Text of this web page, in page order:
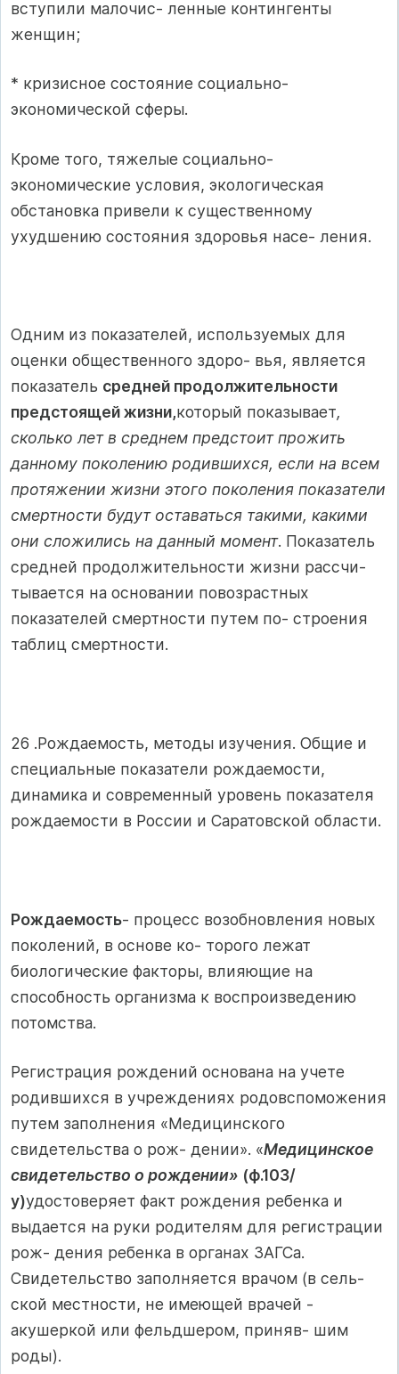
вступили малочис- ленные контингенты
женщин;
* кризисное состояние социально-
экономической сферы.
Кроме того, тяжелые социально-
экономические условия, экологическая
обстановка привели к существенному
ухудшению состояния здоровья насе- ления.
Одним из показателей, используемых для
оценки общественного здоро- вья, является
показатель средней продолжительности
предстоящей жизни,который показывает,
сколько лет в среднем предстоит прожить
данному поколению родившихся, если на всем
протяжении жизни этого поколения показатели
смертности будут оставаться такими, какими
они сложились на данный момент. Показатель
средней продолжительности жизни рассчи-
тывается на основании повозрастных
показателей смертности путем по- строения
таблиц смертности.
26 .Рождаемость, методы изучения. Общие и
специальные показатели рождаемости,
динамика и современный уровень показателя
рождаемости в России и Саратовской области.
Рождаемость- процесс возобновления новых
поколений, в основе ко- торого лежат
биологические факторы, влияющие на
способность организма к воспроизведению
потомства.
Регистрация рождений основана на учете
родившихся в учреждениях родовспоможения
путем заполнения «Медицинского
свидетельства о рож- дении». «Медицинское
свидетельство о рождении» (ф.103/
у)удостоверяет факт рождения ребенка и
выдается на руки родителям для регистрации
рож- дения ребенка в органах ЗАГСа.
Свидетельство заполняется врачом (в сель-
ской местности, не имеющей врачей -
акушеркой или фельдшером, приняв- шим
роды).